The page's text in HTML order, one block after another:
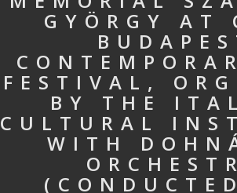
GYÖRGY AT
FESTIVAL,
BY THE
CULTURAL
WITH